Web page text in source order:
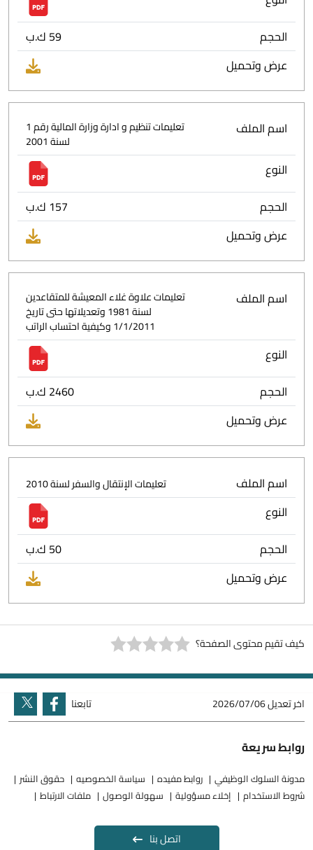
الحجم
59 ك.ب
عرض وتحميل
اسم الملف
تعليمات تنظيم و ادارة وزارة المالية رقم 1
لسنة 2001
النوع
الحجم
157 ك.ب
عرض وتحميل
اسم الملف
تعليمات علاوة غلاء المعيشة للمتقاعدين
لسنة 1981 وتعديلاتها حتى تاريخ
1/1/2011 وكيفية احتساب الراتب
النوع
الحجم
2460 ك.ب
عرض وتحميل
اسم الملف تعليمات الإنتقال والسفر لسنة 2010
النوع
الحجم
50 ك.ب
عرض وتحميل
كيف تقيم محتوى الصفحة؟
اخر تعديل2026/07/06 تابعنا
روابط سريعة
مدونة السلوك الوظيفي روابط مفيده سياسة الخصوصيه
حقوق النشر
شروط الاستخدام
إخلاء مسؤولية سهولة الوصول ملفات الارتباط
اتصل بنا